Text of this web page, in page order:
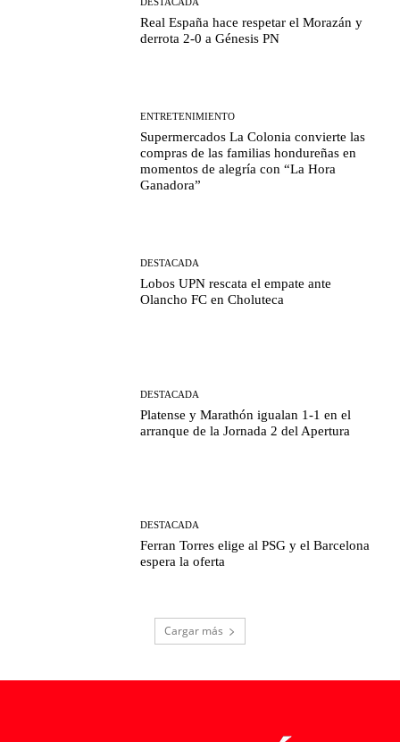
Real España hace respetar el Morazán y
derrota 2-0 a Génesis PN
ENTRETENIMIENTO
Supermercados La Colonia convierte las
compras de las familias hondureñas en
momentos de alegría con “La Hora
Ganadora”
DESTACADA
Lobos UPN rescata el empate ante
Olancho FC en Choluteca
DESTACADA
Platense y Marathón igualan 1-1 en el
arranque de la Jornada 2 del Apertura
DESTACADA
Ferran Torres elige al PSG y el Barcelona
espera la oferta
Cargar más